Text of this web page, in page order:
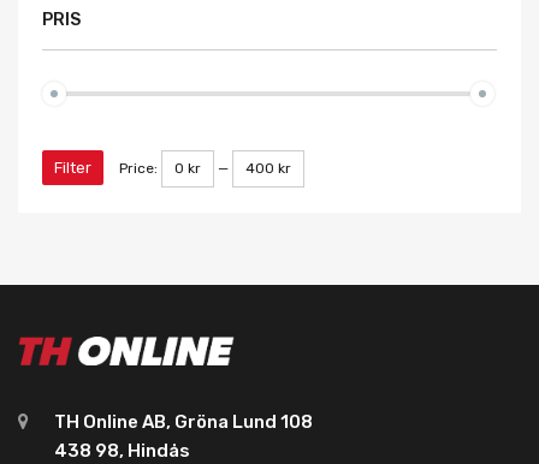
PRIS
Filter Price: 0 kr — 400 kr
TH Online AB, Gröna Lund 108
438 98, Hindås